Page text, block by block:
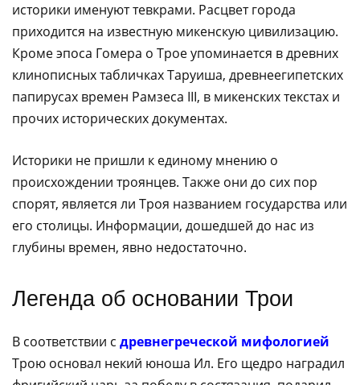
историки именуют тевкрами. Расцвет города
приходится на известную микенскую цивилизацию.
Кроме эпоса Гомера о Трое упоминается в древних
клинописных табличках Таруиша, древнеегипетских
папирусах времен Рамзеса III, в микенских текстах и
прочих исторических документах.
Историки не пришли к единому мнению о
происхождении троянцев. Также они до сих пор
спорят, является ли Троя названием государства или
его столицы. Информации, дошедшей до нас из
глубины времен, явно недостаточно.
Легенда об основании Трои
В соответствии с древнегреческой мифологией
Трою основал некий юноша Ил. Его щедро наградил